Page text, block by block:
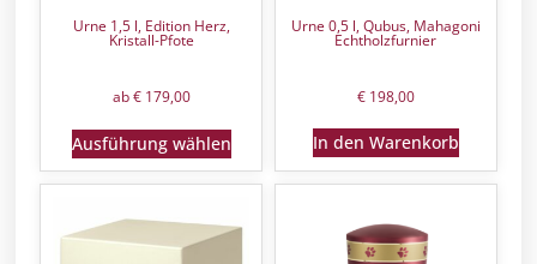
Urne 1,5 l, Edition Herz,
Kristall-Pfote
ab€179,00
Ausführung wählen
Urne 0,5 l, Qubus, Mahagoni
Echtholzfurnier
€198,00
In den Warenkorb